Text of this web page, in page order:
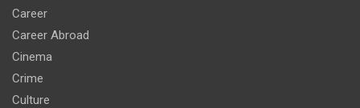
Career
Career Abroad
Cinema
Crime
Culture